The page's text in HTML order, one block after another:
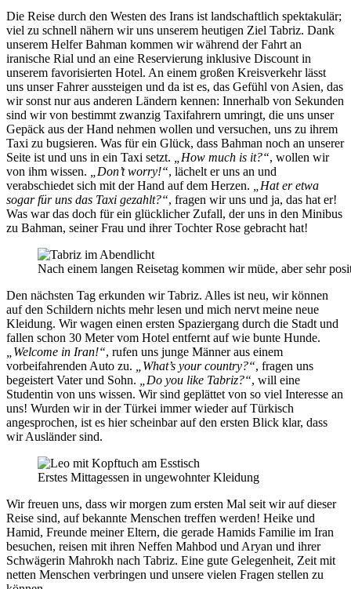
Die Reise durch den Westen des Irans ist landschaftlich spektakulär;
viel zu schnell nähern wir uns unserem heutigen Ziel Tabriz. Dank
unserem Helfer Bahman kommen wir während der Fahrt an
iranische Rial und an eine Reservierung inklusive Discount in
unserem favorisierten Hotel. An einem großen Kreisverkehr lässt
uns unser Fahrer aussteigen und da ist es, das Gefühl von Asien, das
wir sonst nur aus anderen Ländern kennen: Innerhalb von Sekunden
sind wir von bestimmt zwanzig Taxifahrern umringt, die uns unser
Gepäck aus der Hand nehmen wollen und versuchen, uns zu ihrem
Taxi zu bugsieren. Was für ein Glück, dass Bahman noch an unserer
Seite ist und uns in ein Taxi setzt.
„How much is it?“, wollen wir
von ihm wissen.
„Don’t worry!“, lächelt er uns an und
verabschiedet sich mit der Hand auf dem Herzen.
„Hat er etwa
sogar für uns das Taxi gezahlt?“, fragen wir uns und ja, das hat er!
Was war das doch für ein glücklicher Zufall, der uns in den Minibus
zu Bahman, seiner Frau und ihrer Tochter Rose gebracht hat!
Nach einem langen Reisetag kommen wir müde, aber sehr
Den nächsten Tag erkunden wir Tabriz. Alles ist neu, wir können
auf den Schildern nichts mehr lesen und mich nervt meine neue
Kleidung. Wir wagen einen ersten Spaziergang durch die Stadt und
fallen schon 30 Meter vom Hotel entfernt auf wie bunte Hunde.
„Welcome in Iran!“, rufen uns junge Männer aus einem
vorbeifahrenden Auto zu.
„What’s your country?“, fragen uns
begeistert Vater und Sohn.
„Do you like Tabriz?“, will eine
Studentin von uns wissen. Wir sind geplättet von so viel Interesse an
uns! Wurden wir in der Türkei immer wieder auf Türkisch
angesprochen, ist es hier scheinbar auf den ersten Blick klar, dass
wir Ausländer sind.
Erstes Mittagessen in ungewohnter Kleidung
Wir freuen uns, dass wir morgen zum ersten Mal seit wir auf dieser
Reise sind, auf bekannte Menschen treffen werden! Heike und
Hamid, Freunde meiner Eltern, die gerade Hamids Familie im Iran
besuchen, reisen mit ihren Neffen Mahbod und Aryan und ihrer
Schwägerin Mahrokh nach Tabriz. Eine gute Gelegenheit, Zeit mit
netten Menschen verbringen und unsere vielen Fragen stellen zu